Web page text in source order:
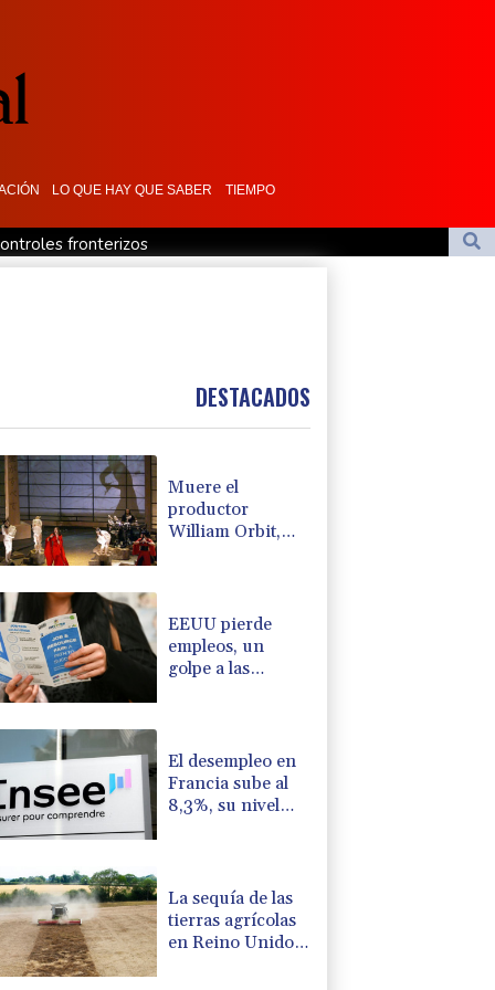
LO QUE HAY QUE SABER TIEMPO
fronterizos
relaciones diplomáticas tras una disputa por asilo
pone fin a los controles en la frontera
DESTACADOS
Muere el
productor
William Orbit,
EEUU pierde
empleos, un
golpe a las
El desempleo en
Francia sube al
8,3%, su nivel
La sequía de las
tierras agrícolas
en Reino Unido